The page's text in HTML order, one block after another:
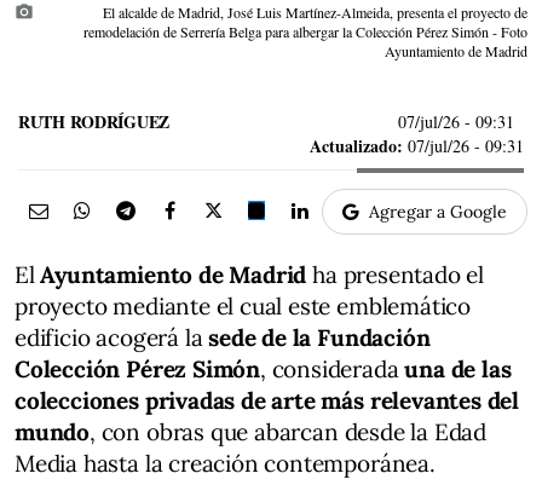
photo_camera
El alcalde de Madrid, José Luis Martínez-Almeida, presenta el proyecto de
remodelación de Serrería Belga para albergar la Colección Pérez Simón - Foto
Ayuntamiento de Madrid
RUTH RODRÍGUEZ 07/jul/26 - 09:31
Actualizado: 07/jul/26 - 09:31
Agregar a Google
ElAyuntamiento de Madrid ha presentado el
proyecto mediante el cual este emblemático
edificio acogerá lasede de la Fundación
Colección Pérez Simón, consideradauna de las
colecciones privadas de arte más relevantes del
mundo, con obras que abarcan desde la Edad
Media hasta la creación contemporánea.